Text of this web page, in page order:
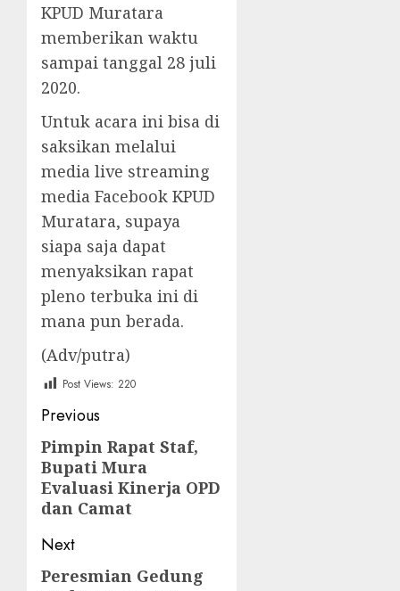
KPUD Muratara
memberikan waktu
sampai tanggal 28 juli
2020.
Untuk acara ini bisa di
saksikan melalui
media live streaming
media Facebook KPUD
Muratara, supaya
siapa saja dapat
menyaksikan rapat
pleno terbuka ini di
mana pun berada.
(Adv/putra)
Post Views: 220
Post
navigation
Previous
Previous
post:
Pimpin Rapat Staf,
Bupati Mura
Evaluasi Kinerja OPD
dan Camat
Next
Next
Peresmian Gedung